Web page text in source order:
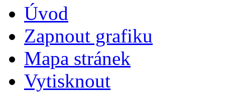
Úvod
Zapnout grafiku
Mapa stránek
Vytisknout